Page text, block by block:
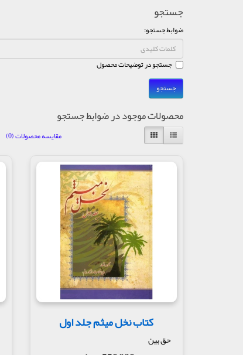
جستجو
ضوابط جستجو:
جستجو در توضیحات محصول
محصولات موجود در ضوابط جستجو
مقایسه محصولات (0)
کتاب نخل میثم جلد اول
حق بین